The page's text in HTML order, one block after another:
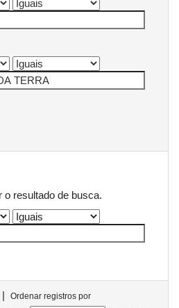
o resultado de busca.
|
Ordenar registros por